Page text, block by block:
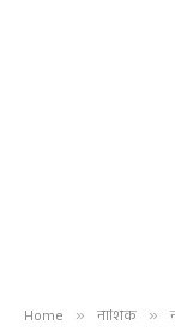
Home » नाशिक »